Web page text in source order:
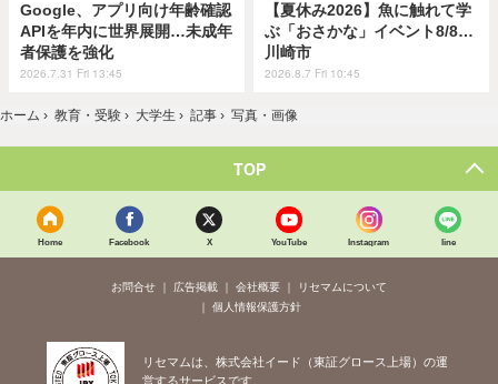
Google、アプリ向け年齢確認
APIを年内に世界展開…未成年
者保護を強化
2026.7.31 Fri 13:45
【夏休み2026】魚に触れて学
ぶ「おさかな」イベント8/8…
川崎市
2026.8.7 Fri 10:45
ホーム › 教育・受験 › 大学生 › 記事 › 写真・画像
TOP
Home Facebook X YouTube Instagram line
お問合せ 広告掲載 会社概要
リセマムについて
個人情報保護方針
リセマムは、株式会社イード（東証グロース上場）の運
営するサービスです。